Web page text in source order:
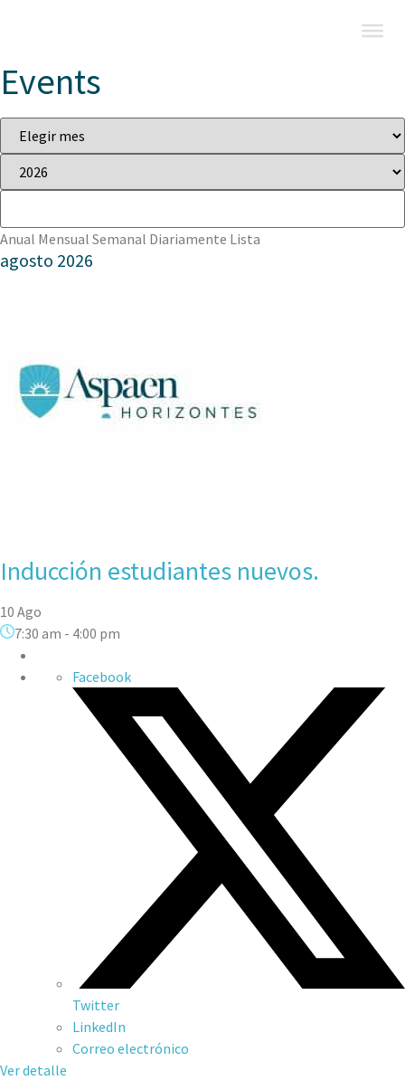
Events
Anual Mensual Semanal Diariamente Lista
agosto 2026
Inducción estudiantes nuevos.
10 Ago
7:30 am - 4:00 pm
Facebook
Twitter
LinkedIn
Correo electrónico
Ver detalle